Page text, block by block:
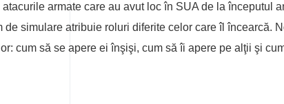
armate care au avut loc în SUA de la începutul
simulare atribuie roluri diferite celor care îl încearcă.
cum să se apere ei înşişi, cum să îi apere pe alţii şi